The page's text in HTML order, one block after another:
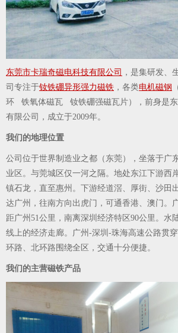
东莞市卡瑞奇磁电科技有限公司 ，是集研发、
司专注于钕铁硼异形强力磁铁 ，各类电机磁钢
环 铁氧体磁瓦 钕铁硼强磁瓦片），前身是东
有限公司，成立于2009年。
我们的地理位置
公司位于世界制造业之都（东莞），坐落于广
业区。与莞城区仅一河之隔。地处东江下游西
镇石龙，直至惠州。下游经道滘、厚街、沙田
达广州，往南方向出虎门，可通香港、澳门。
距广州51公里，南离深圳经济特区90公里。水
线上的经济走廊。广州-深圳-珠海高速公路贯
环路、北环路围绕全区，交通十分便捷。
我们的主营磁铁产品